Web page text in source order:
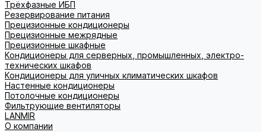
Трёхфазные ИБП
Резервирование питания
Прецизионные кондиционеры
Прецизионные межрядные
Прецизионные шкафные
Кондиционеры для серверных, промышленных, электро-
технических шкафов
Кондиционеры для уличных климатических шкафов
Настенные кондиционеры
Потолочные кондиционеры
Фильтрующие вентиляторы
LANMIR
О компании